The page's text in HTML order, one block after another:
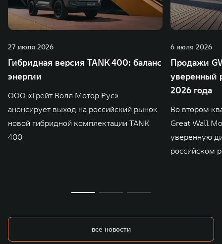
27 июля 2026
Гибридная версия TANK 400: баланс
энергии
ООО «Грейт Волл Мотор Рус»
анонсирует выход на российский рынок
новой гибридной комплектации TANK
400
6 июля 2026
Продажи
уверенный
2026 года
Во втором
Great Wall
уверенную
российском
все новости